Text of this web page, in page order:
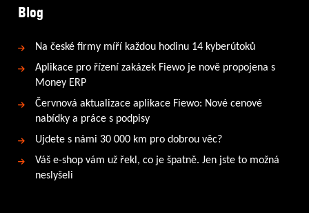
Blog
Na české firmy míří každou hodinu 14 kyberútoků
Aplikace pro řízení zakázek Fiewo je nově propojena s
Money ERP
Červnová aktualizace aplikace Fiewo: Nové cenové
nabídky a práce s podpisy
Ujdete s námi 30 000 km pro dobrou věc?
Váš e-shop vám už řekl, co je špatně. Jen jste to možná
neslyšeli